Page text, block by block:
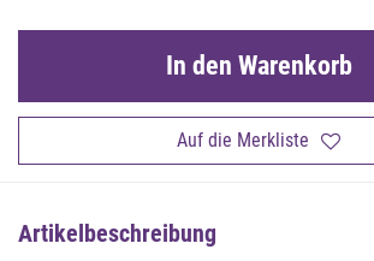
Auf die Merkliste
In den Warenkorb
Artikelbeschreibung